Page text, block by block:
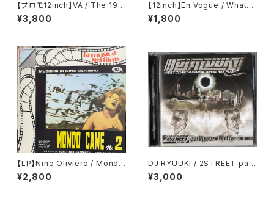
【プロモ12inch】VA / The 199
0 Tommy Boy
¥3,800
【12inch】En Vogue / Whatev
er (The Tumblin' Dice Rem
ixes)
¥1,800
【LP】Nino Oliviero / Mondo
Cane N° 2
¥2,800
DJ RYUUKI / 2STREET part.
4 ecipse of the sun
¥3,000